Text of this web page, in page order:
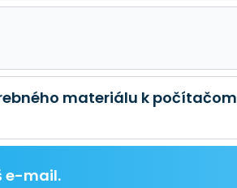
materiálu k počítačom
e-mail.